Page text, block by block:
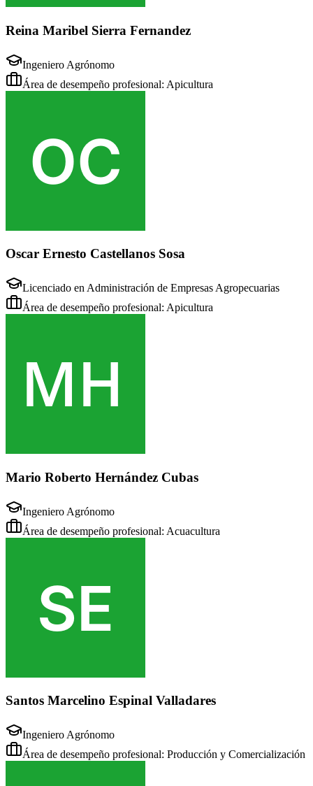
Reina Maribel Sierra Fernandez
Ingeniero Agrónomo
Área de desempeño profesional: Apicultura
Oscar Ernesto Castellanos Sosa
Licenciado en Administración de Empresas Agropecuarias
Área de desempeño profesional: Apicultura
Mario Roberto Hernández Cubas
Ingeniero Agrónomo
Área de desempeño profesional: Acuacultura
Santos Marcelino Espinal Valladares
Ingeniero Agrónomo
Área de desempeño profesional: Producción y Comercialización